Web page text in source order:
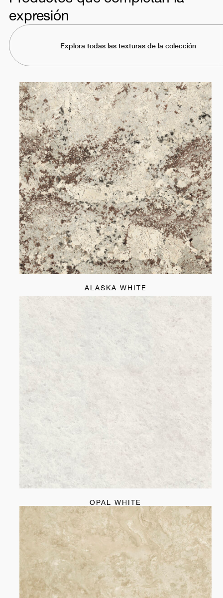
expresión
Explora todas las texturas de la colección
ALASKA WHITE
OPAL WHITE